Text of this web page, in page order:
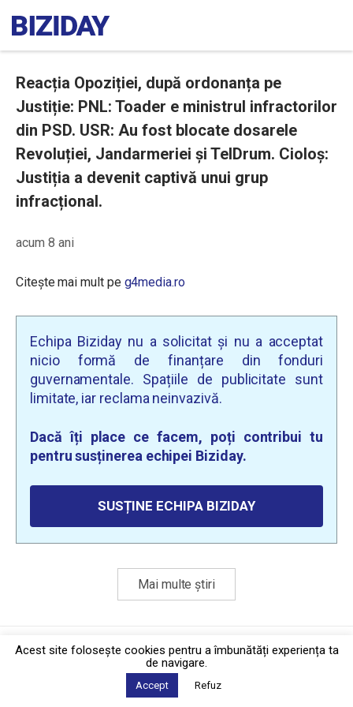
Reacția Opoziției, după ordonanța pe
Justiție: PNL: Toader e ministrul infractorilor
din PSD. USR: Au fost blocate dosarele
Revoluției, Jandarmeriei și TelDrum. Cioloș:
Justiția a devenit captivă unui grup
infracțional.
acum 8 ani
Citește mai mult pe g4media.ro
Echipa Biziday nu a solicitat și nu a acceptat
nicio formă de finanțare din fonduri
guvernamentale. Spațiile de publicitate sunt
limitate, iar reclama neinvazivă.
Dacă îți place ce facem, poți contribui tu
pentru susținerea echipei Biziday.
SUSȚINE ECHIPA BIZIDAY
Mai multe știri
Politica de confidențialitate·Contact
2026 © Biziday
Acest site foloseşte cookies pentru a îmbunătăți experiența ta
de navigare.
Accept Refuz